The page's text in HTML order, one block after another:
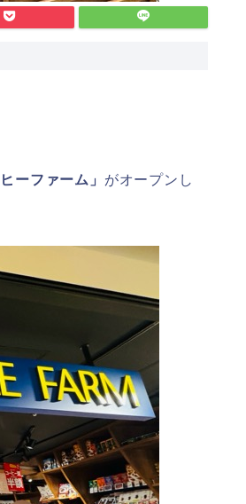
ーファーム」 がオープンし